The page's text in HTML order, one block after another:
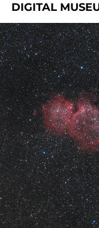
DIGITAL